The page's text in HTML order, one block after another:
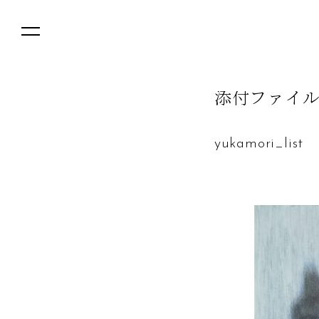
添付フ ァ イ
yukamori_list